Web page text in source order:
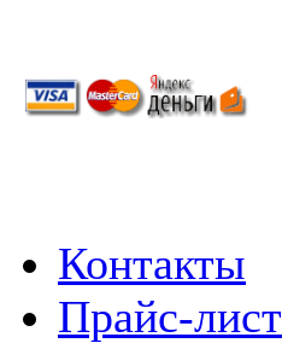
Контакты
Прайс-лист